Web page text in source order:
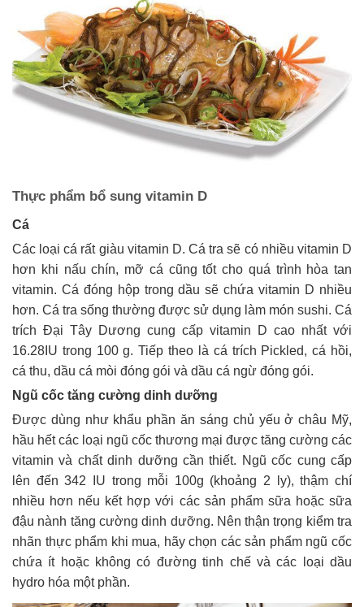
Thực phẩm bổ sung vitamin D
Cá
Các loại cá rất giàu vitamin D. Cá tra sẽ có nhiều vitamin D
hơn khi nấu chín, mỡ cá cũng tốt cho quá trình hòa tan
vitamin. Cá đóng hộp trong dầu sẽ chứa vitamin D nhiều
hơn. Cá tra sống thường được sử dụng làm món sushi. Cá
trích Đại Tây Dương cung cấp vitamin D cao nhất với
16.28IU trong 100 g. Tiếp theo là cá trích Pickled, cá hồi,
cá thu, dầu cá mòi đóng gói và dầu cá ngừ đóng gói.
Ngũ cốc tăng cường dinh dưỡng
Được dùng như khẩu phần ăn sáng chủ yếu ở châu Mỹ,
hầu hết các loại ngũ cốc thương mại được tăng cường các
vitamin và chất dinh dưỡng cần thiết. Ngũ cốc cung cấp
lên đến 342 IU trong mỗi 100g (khoảng 2 ly), thậm chí
nhiều hơn nếu kết hợp với các sản phẩm sữa hoặc sữa
đậu nành tăng cường dinh dưỡng. Nên thận trọng kiểm tra
nhãn thực phẩm khi mua, hãy chọn các sản phẩm ngũ cốc
chứa ít hoặc không có đường tinh chế và các loại dầu
hydro hóa một phần.